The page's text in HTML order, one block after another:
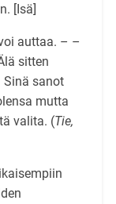
[Isä]
auttaa. – –
sitten
Sinä sanot
mutta
valita. (Tie,